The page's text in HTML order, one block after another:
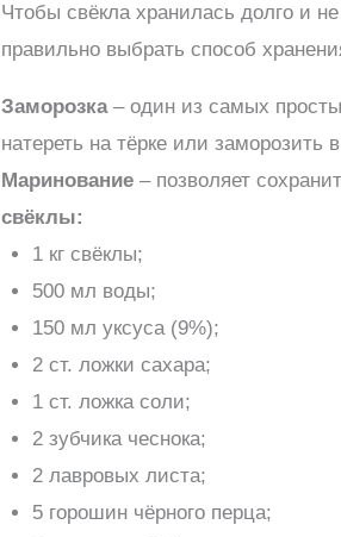
Чтобы свёкла хранилась долго и
правильно выбрать способ
Заморозка– один из самых
натереть на тёрке или заморозить
Маринование – позволяет
свёклы:
1 кг свёклы;
500 мл воды;
150 мл уксуса (9%);
2 ст. ложки сахара;
1 ст. ложка соли;
2 зубчика чеснока;
2 лавровых листа;
5 горошин чёрного перца;